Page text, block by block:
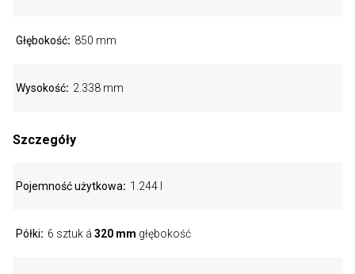
Głębokość 850 mm
Wysokość 2.338 mm
Szczegóły
Pojemność użytkowa 1.244 l
Półki 6 sztuk á 320 mm głębokość